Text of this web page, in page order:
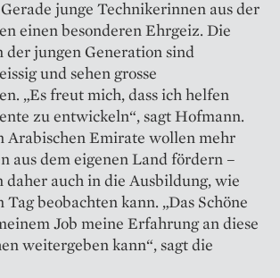
junge Technikerinnen aus der
einen besonderen Ehrgeiz. Die
jungen Generation sind
und sehen grosse
„Es freut mich, dass ich helfen
zu entwickeln“, sagt Hofmann.
Arabischen Emirate wollen mehr
aus dem eigenen Land fördern –
daher auch in die Ausbildung, wie
beobachten kann. „Das Schöne
Job meine Erfahrung an diese
weiter­geben kann“, sagt die